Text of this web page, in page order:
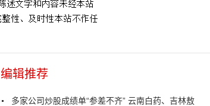
编辑推荐
多家公司炒股成绩单“参差不齐” 云南白药、吉林敖